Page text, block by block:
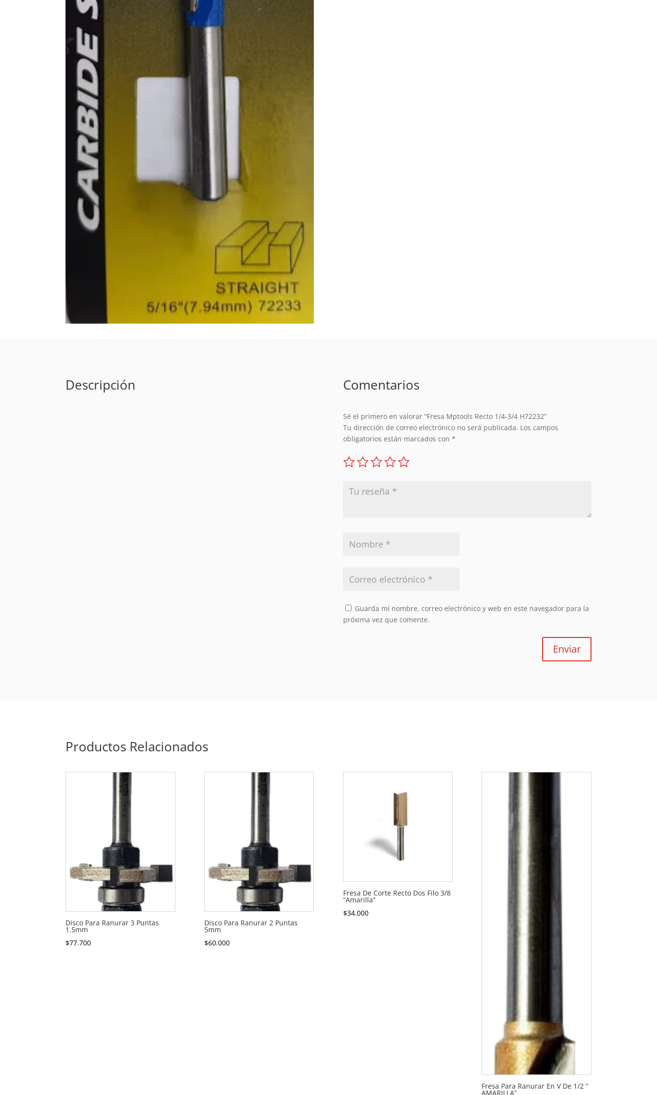
Descripción Comentarios
Sé el primero en valorar “Fresa Mptools Recto 1/4-3/4 H72232”
Tu dirección de correo electrónico no será publicada. Los campos
obligatorios están marcados con *
Guarda mi nombre, correo electrónico y web en este navegador para la
próxima vez que comente.
Enviar
Productos Relacionados
Disco Para Ranurar 3 Puntas
1.5mm
$77.700
Disco Para Ranurar 2 Puntas
5mm
$60.000
Fresa De Corte Recto Dos Filo 3/8
“Amarilla”
$34.000
Fresa Para Ranurar En V De 1/2 ”
AMARILLA”